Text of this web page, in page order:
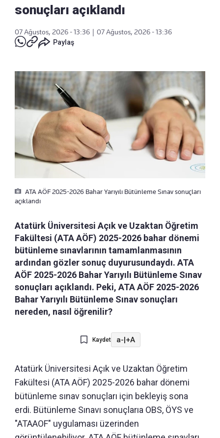
sonuçları açıklandı
07 Ağustos, 2026 - 13:36
07 Ağustos, 2026 - 13:36
Paylaş
ATA AÖF 2025-2026 Bahar Yarıyılı Bütünleme Sınav sonuçları
açıklandı
Atatürk Üniversitesi Açık ve Uzaktan Öğretim
Fakültesi (ATA AÖF) 2025-2026 bahar dönemi
bütünleme sınavlarının tamamlanmasının
ardından gözler sonuç duyurusundaydı. ATA
AÖF 2025-2026 Bahar Yarıyılı Bütünleme Sınav
sonuçları açıklandı. Peki, ATA AÖF 2025-2026
Bahar Yarıyılı Bütünleme Sınav sonuçları
nereden, nasıl öğrenilir?
Kaydet a-|+A
Atatürk Üniversitesi Açık ve Uzaktan Öğretim
Fakültesi (ATA AÖF) 2025-2026 bahar dönemi
bütünleme sınav sonuçları için bekleyiş sona
erdi. Bütünleme Sınavı sonuçlarıa OBS, ÖYS ve
"ATAAOF" uygulaması üzerinden